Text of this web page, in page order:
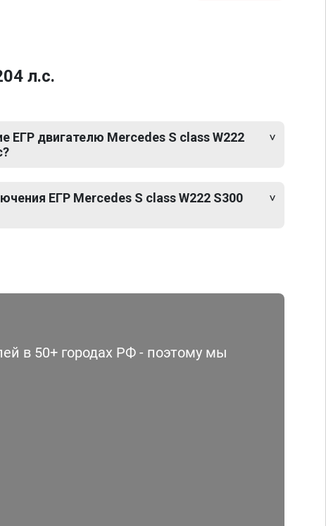
л.с.
ЕГР двигателю Mercedes S class W222
ЕГР Mercedes S class W222 S300
в 50+ городах РФ - поэтому мы